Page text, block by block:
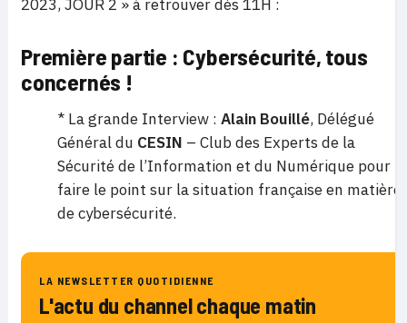
2023, JOUR 2 » à retrouver dès 11H :
Première partie : Cybersécurité, tous
concernés !
* La grande Interview : Alain Bouillé, Délégué
Général du CESIN – Club des Experts de la
Sécurité de l’Information et du Numérique pour
faire le point sur la situation française en matière
de cybersécurité.
LA NEWSLETTER QUOTIDIENNE
L'actu du channel chaque matin